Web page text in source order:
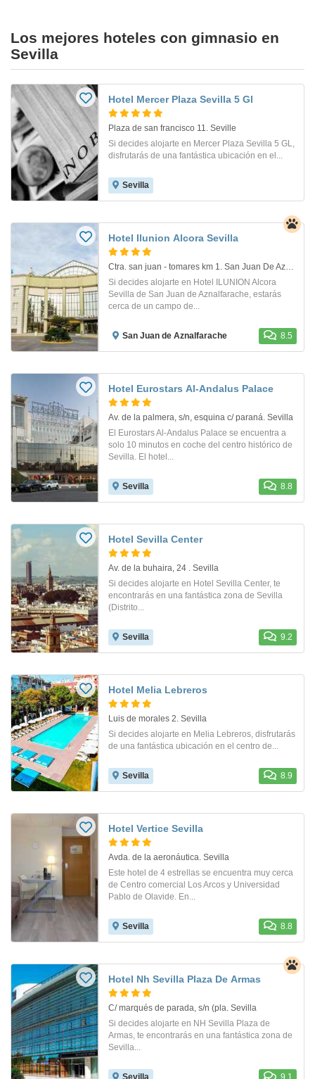
Los mejores hoteles con gimnasio en
Sevilla
Hotel Mercer Plaza Sevilla 5 Gl
Plaza de san francisco 11. Seville
Si decides alojarte en Mercer Plaza Sevilla 5 GL,
disfrutarás de una fantástica ubicación en el...
Sevilla
Hotel Ilunion Alcora Sevilla
Si decides alojarte en Hotel ILUNION Alcora
Sevilla de San Juan de Aznalfarache, estarás
cerca de un campo de...
San Juan de Aznalfarache 8.5
Hotel Eurostars Al-Andalus Palace
Av. de la palmera, s/n, esquina c/ paraná. Sevilla
El Eurostars Al-Andalus Palace se encuentra a
solo 10 minutos en coche del centro histórico de
Sevilla. El hotel...
Sevilla 8.8
Hotel Sevilla Center
Av. de la buhaira, 24 . Sevilla
Si decides alojarte en Hotel Sevilla Center, te
encontrarás en una fantástica zona de Sevilla
(Distrito...
Sevilla 9.2
Hotel Melia Lebreros
Luis de morales 2. Sevilla
Si decides alojarte en Melia Lebreros, disfrutarás
de una fantástica ubicación en el centro de...
Sevilla 8.9
Hotel Vertice Sevilla
Avda. de la aeronáutica. Sevilla
Este hotel de 4 estrellas se encuentra muy cerca
de Centro comercial Los Arcos y Universidad
Pablo de Olavide. En...
Sevilla 8.8
Hotel Nh Sevilla Plaza De Armas
C/ marqués de parada, s/n (pla. Sevilla
Si decides alojarte en NH Sevilla Plaza de
Armas, te encontrarás en una fantástica zona de
Sevilla...
Sevilla 9.1